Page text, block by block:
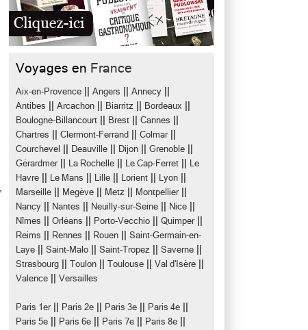
Voyages en France
Aix-en-Provence Angers Annecy
Antibes Arcachon Biarritz Bordeaux
Boulogne-Billancourt Brest Cannes
Chartres Clermont-Ferrand Colmar||
Courchevel Deauville Dijon Grenoble
Gérardmer|| La Rochelle Le Cap-Ferret
Le
Havre
Le Mans Lille Lorient Lyon
Marseille Megève Metz Montpellier||
Nancy Nantes Neuilly-sur-Seine Nice
Nîmes Orléans Porto-Vecchio Quimper||
Reims Rennes Rouen
Saint-Germain-en-
Laye
Saint-Malo Saint-Tropez Saverne
Strasbourg Toulon Toulouse Val d'Isère
Valence Versailles
Paris 1er|| Paris 2e Paris 3e Paris 4e
Paris 5e Paris 6e Paris 7e Paris 8e